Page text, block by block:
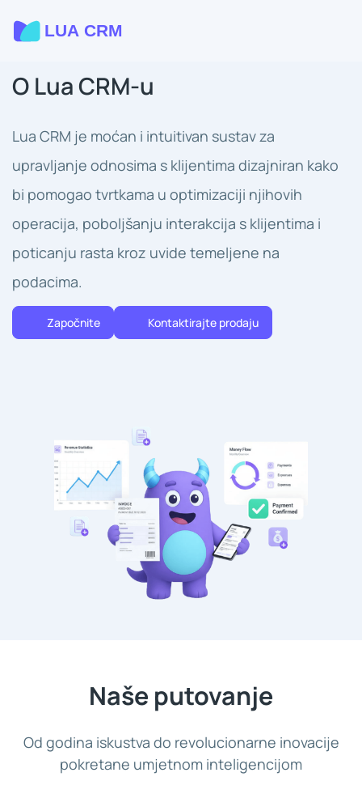
O Lua CRM-u
Lua CRM je moćan i intuitivan sustav za
upravljanje odnosima s klijentima dizajniran kako
bi pomogao tvrtkama u optimizaciji njihovih
operacija, poboljšanju interakcija s klijentima i
poticanju rasta kroz uvide temeljene na
podacima.
Započnite Kontaktirajte prodaju
Naše putovanje
Od godina iskustva do revolucionarne inovacije
pokretane umjetnom inteligencijom